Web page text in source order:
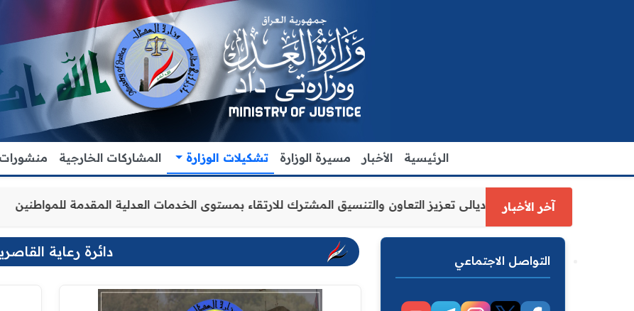
الرئيسية الأخبار مسيرة الوزارة تشكيلات الوزارة المشاركات الخارجية منشورات
آخر الأخبار
الاقدم يبحث مع رئيس مجلس محافظة ديالى تعزيز التعاون والتنسيق المشترك للارتقاء بمستوى الخدمات العدلية
دائرة رعاية
التواصل الاجتماعي